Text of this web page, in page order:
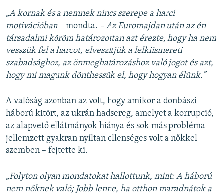
„A kornak és a nemnek nincs szerepe a harci
motivációban– mondta. – Az Euromajdan után az én
társadalmi köröm határozottan azt érezte, hogy ha nem
vesszük fel a harcot, elveszítjük a lelkiismereti
szabadsághoz, az önmeghatározáshoz való jogot és azt,
hogy mi magunk dönthessük el, hogy hogyan élünk.”
A valóság azonban az volt, hogy amikor a donbászi
háború kitört, az ukrán hadsereg, amelyet a korrupció,
az alapvető ellátmányok hiánya és sok más probléma
jellemzett gyakran nyíltan ellenséges volt a nőkkel
szemben – fejtette ki.
„Folyton olyan mondatokat hallottunk, mint: A háború
nem nőknek való; Jobb lenne, ha otthon maradnátok a